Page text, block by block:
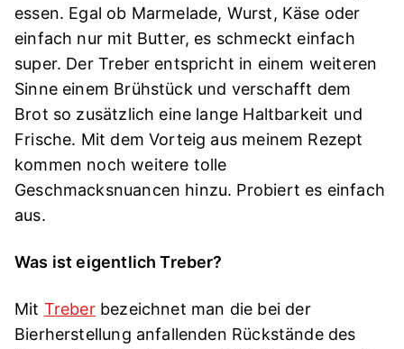
essen. Egal ob Marmelade, Wurst, Käse oder
einfach nur mit Butter, es schmeckt einfach
super. Der Treber entspricht in einem weiteren
Sinne einem Brühstück und verschafft dem
Brot so zusätzlich eine lange Haltbarkeit und
Frische. Mit dem Vorteig aus meinem Rezept
kommen noch weitere tolle
Geschmacksnuancen hinzu. Probiert es einfach
aus.
Was ist eigentlich Treber?
Mit Treberbezeichnet man die bei der
Bierherstellung anfallenden Rückstände des